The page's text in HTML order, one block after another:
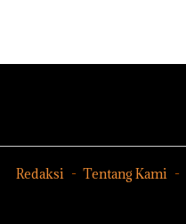
Redaksi Tentang Kami